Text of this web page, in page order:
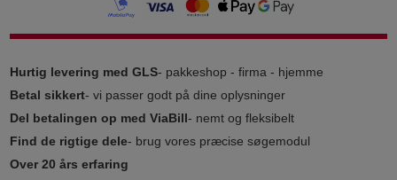
Hurtig levering med GLS- pakkeshop - firma - hjemme
Betal sikkert- vi passer godt på dine oplysninger
Del betalingen op med ViaBill- nemt og fleksibelt
Find de rigtige dele- brug vores præcise søgemodul
Over 20 års erfaring